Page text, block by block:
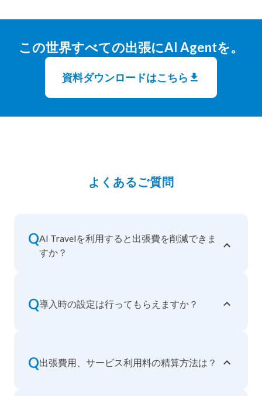
この世界すべての出張にAI Agentを。
資料ダウンロードはこちら
よくあるご質問
QAI Travelを利用すると出張費を削減できま
すか？
Q導入時の設定は行ってもらえますか？
Q出張費用、サービス利用料の精算方法は？